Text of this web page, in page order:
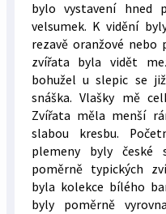
bylo vystavení hned
velsumek. K vidění
rezavě oranžové nebo
zvířata byla vidět
bohužel u slepic se
snáška. Vlašky mě
Zvířata měla menší
slabou kresbu.
plemeny byly české
poměrně typických
byla kolekce bílého
byly poměrně